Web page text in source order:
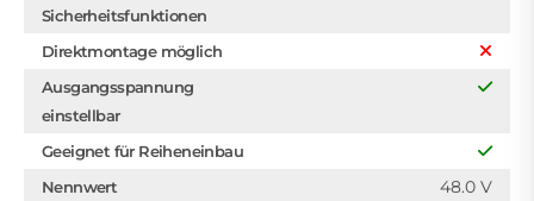
Sicherheitsfunktionen
Direktmontage möglich
Ausgangsspannung
einstellbar
Geeignet für Reiheneinbau
Nennwert
48.0 V